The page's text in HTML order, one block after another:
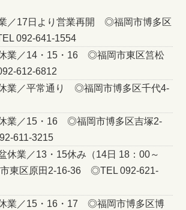
17日より営業再開 ◎福岡市博多区
092-641-1554
／14・15・16 ◎福岡市東区筥松
612-6812
／平常通り ◎福岡市博多区千代4-
業／15・16 ◎福岡市博多区吉塚2-
611-3215
業／13・15休み（14日 18：00～
東区原田2-16-36 ◎TEL 092-621-
／15・16・17 ◎福岡市博多区博